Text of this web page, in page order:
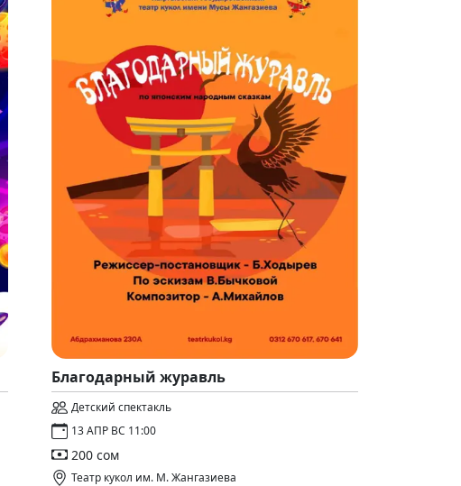
Благодарный журавль
Детский спектакль
13 АПР ВС 11:00
200 сом
Театр кукол им. М. Жангазиева